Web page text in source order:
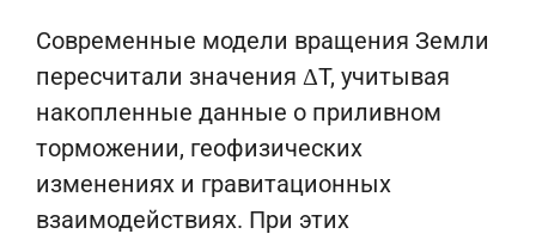
Современные модели вращения Земли
пересчитали значения ΔT, учитывая
накопленные данные о приливном
торможении, геофизических
изменениях и гравитационных
взаимодействиях. При этих